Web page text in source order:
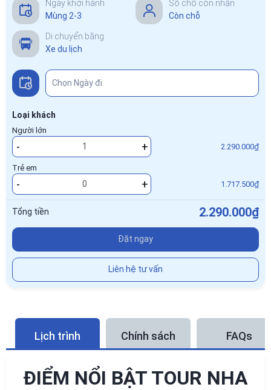
Ngày khởi hành
Mùng 2-3
Số chỗ còn nhận
Còn chỗ
Di chuyển bằng
Xe du lịch
Loại khách
Người lớn
- + 2.290.000₫
Trẻ em
- + 1.717.500₫
Tổng tiền 2.290.000₫
Đặt ngay
Liên hệ tư vấn
Lịch trình Chính sách FAQs
ĐIỂM NỔI BẬT TOUR NHA